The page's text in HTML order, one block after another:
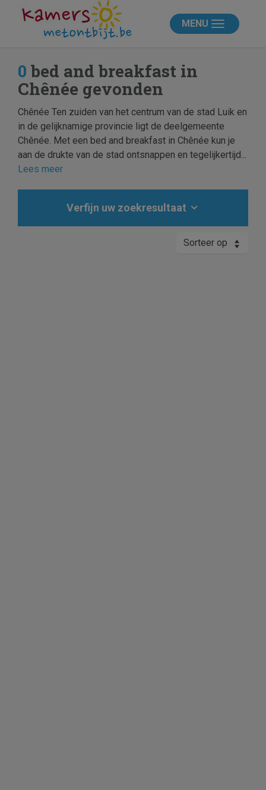
MENU
0 bed and breakfast in
Chênée gevonden
Chênée Ten zuiden van het centrum van de stad Luik en
in de gelijknamige provincie ligt de deelgemeente
Chênée. Met een bed and breakfast in Chênée kun je
aan de drukte van de stad ontsnappen en tegelijkertijd...
Lees meer
Verfijn uw zoekresultaat
Sorteer op